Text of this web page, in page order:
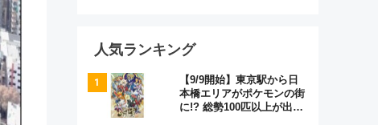
人気ランキング
【9/9開始】東京駅から日
本橋エリアがポケモンの街
に!? 総勢100匹以上が出現